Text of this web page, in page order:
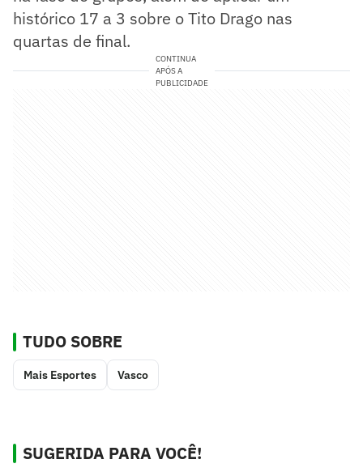
histórico 17 a 3 sobre o Tito Drago nas
quartas de final.
CONTINUA
APÓS A
PUBLICIDADE
TUDO SOBRE
Mais Esportes Vasco
SUGERIDA PARA VOCÊ!